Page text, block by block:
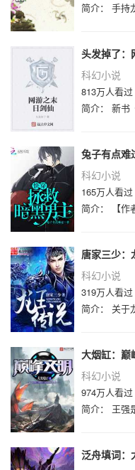
头发掉了：
科幻小说
813万人看过
兔子有点难
科幻小说
165万人看过
唐家三少：
科幻小说
319万人看过
大烟缸：巅
科幻小说
974万人看过
泛舟填词：